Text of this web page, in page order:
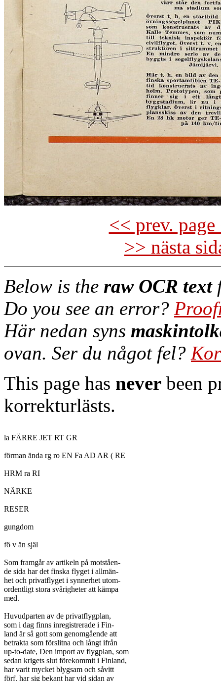
<< prev.
>> nästa
Below is the raw OCR text
Do you see an error?
Här nedan syns
ovan. Ser du något fel?
This page has never been
korrekturlästs.
la FÄRRE JET RT GR
förman ända rg ro EN Fa AD AR ( RE
HRM ra RI
NÄRKE
RESER
gungdom
fö v än själ
Som framgår av artikeln på motståen-
de sida har det finska flyget i allmän-
het och privatflyget i synnerhet utom-
ordentligt stora svårigheter att kämpa
med.
Huvudparten av de privatflygplan,
som i dag finns inregistrerade i Fin-
land är så gott som genomgående att
betrakta som förslitna och långt ifrån
up-to-date, Den import av flygplan, som
sedan krigets slut förekommit i Finland,
har varit mycket blygsam och såvitt
förf. har sig bekant har vid sidan av